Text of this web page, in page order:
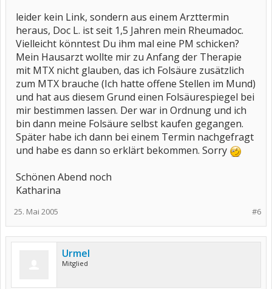
leider kein Link, sondern aus einem Arzttermin
heraus, Doc L. ist seit 1,5 Jahren mein Rheumadoc.
Vielleicht könntest Du ihm mal eine PM schicken?
Mein Hausarzt wollte mir zu Anfang der Therapie
mit MTX nicht glauben, das ich Folsäure zusätzlich
zum MTX brauche (Ich hatte offene Stellen im Mund)
und hat aus diesem Grund einen Folsäurespiegel bei
mir bestimmen lassen. Der war in Ordnung und ich
bin dann meine Folsäure selbst kaufen gegangen.
Später habe ich dann bei einem Termin nachgefragt
und habe es dann so erklärt bekommen. Sorry
Schönen Abend noch
Katharina
#6
25. Mai 2005
Urmel
Mitglied